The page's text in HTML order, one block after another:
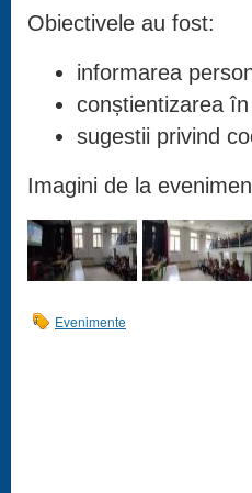
Obiectivele au fost:
informarea
conștientizarea
sugestii privind
Imagini de la
Evenimente